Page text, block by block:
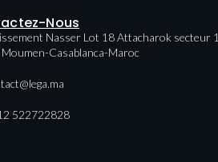
Nous
Nasser Lot 18 Attacharok secteur 1
Moumen-Casablanca-Maroc
522722828